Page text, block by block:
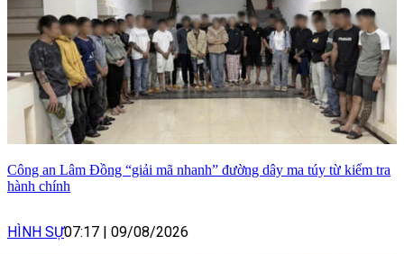
Công an Lâm Đồng “giải mã nhanh” đường dây ma túy từ kiểm tra
hành chính
HÌNH SỰ07:17 | 09/08/2026